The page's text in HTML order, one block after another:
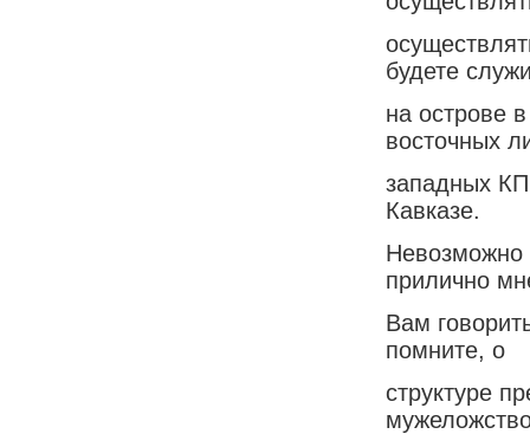
будете
на острове
восточных
западных
Кавказе.
Невозможно
прилично
Вам
помните, о
структуре